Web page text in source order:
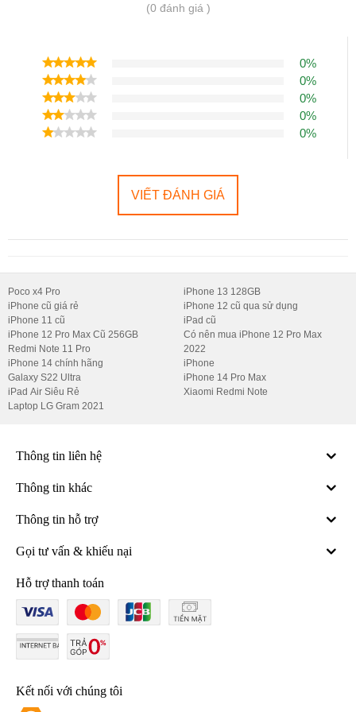
điện thoại OPPO có thể khiến người
Thiết kế hiện đại:
những mẫu smartphone được OPPO cho
ra mắt đều sở hữu thiết kế thời thượng, bắt kịp xu hướng.
Phân khúc giá trải dài:
điện thoại OPPO có trên thị trường ở
nhiều phân khúc khác nhau (từ 2-30 triệu).
Danh sách điện thoại OPPO bán
Điện thoại OPPO luôn thu hút lượng lớn khách hàng khi có ưu điểm
OPPO bán chạy nhất 2023:
OPPO A16K
OPPO Reno6 Z
OPPO Reno7 & 7Z
OPPO Find X5 Pro
Phân loại điện thoại OPPO
(0 đánh giá )
0%
0%
0%
0%
0%
VIẾT ĐÁNH GIÁ
Poco x4 Pro
iPhone cũ giá rẻ
iPhone 11 cũ
iPhone 12 Pro Max Cũ 256GB
Redmi Note 11 Pro
iPhone 14 chính hãng
Galaxy S22 Ultra
iPad Air Siêu Rẻ
Laptop LG Gram 2021
iPhone 13 128GB
iPhone 12 cũ qua sử dụng
iPad cũ
Có nên mua iPhone 12 Pro Max
2022
iPhone
iPhone 14 Pro Max
Xiaomi Redmi Note
Thông tin liên hệ
Thông tin khác
Thông tin hỗ trợ
Gọi tư vấn & khiếu nại
Hỗ trợ thanh toán
Kết nối với chúng tôi